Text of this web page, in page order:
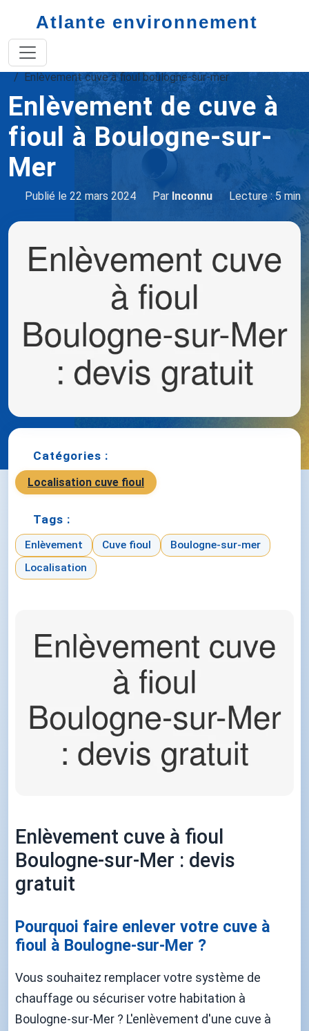
Atlante environnement
Accueil
Enlèvement cuve à fioul boulogne-sur-mer
Enlèvement de cuve à
fioul à Boulogne-sur-
Mer
Publié le 22 mars 2024 Par Inconnu Lecture : 5 min
Catégories :
Localisation cuve fioul
Tags :
Enlèvement Cuve fioul
Boulogne-sur-mer
Localisation
Enlèvement cuve à fioul
Boulogne-sur-Mer : devis
gratuit
Pourquoi faire enlever votre cuve à
fioul à Boulogne-sur-Mer ?
Vous souhaitez remplacer votre système de
chauffage ou sécuriser votre habitation à
Boulogne-sur-Mer ? L'enlèvement d'une cuve à